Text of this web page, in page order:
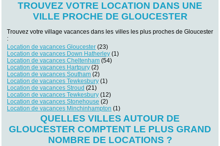
TROUVEZ VOTRE LOCATION DANS UNE
VILLE PROCHE DE GLOUCESTER
Trouvez votre village vacances dans les villes les plus proches de Gloucester
:
Location de vacances Gloucester (23)
Location de vacances Down Hatherley (1)
Location de vacances Cheltenham (54)
Location de vacances Hartpury (2)
Location de vacances Southam (2)
Location de vacances Tewkesbury (1)
Location de vacances Stroud (21)
Location de vacances Tewkesbury (12)
Location de vacances Stonehouse (2)
Location de vacances Minchinhampton (1)
QUELLES VILLES AUTOUR DE
GLOUCESTER COMPTENT LE PLUS GRAND
NOMBRE DE LOCATIONS ?